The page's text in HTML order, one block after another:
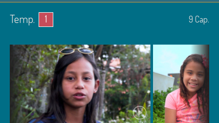
Temp. 1 9 Cap.